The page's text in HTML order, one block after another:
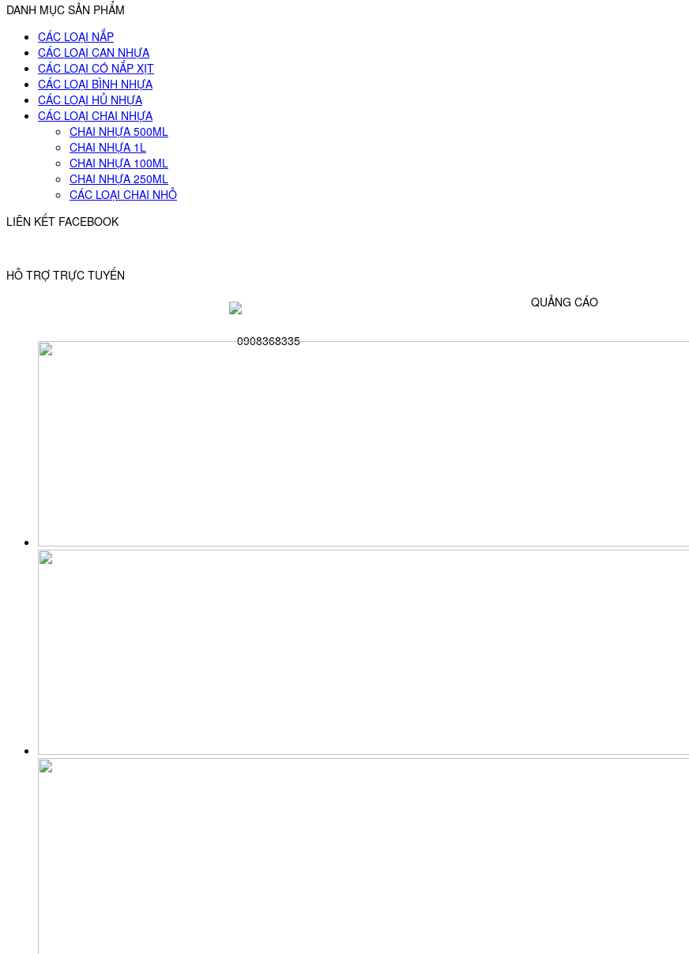
DANH MỤC SẢN PHẨM
CÁC LOẠI NẮP
CÁC LOẠI CAN NHỰA
CÁC LOẠI CÓ NẮP XỊT
CÁC LOẠI BÌNH NHỰA
CÁC LOẠI HỦ NHỰA
CÁC LOẠI CHAI NHỰA
CHAI NHỰA 500ML
CHAI NHỰA 1L
CHAI NHỰA 100ML
CHAI NHỰA 250ML
CÁC LOẠI CHAI NHỎ
LIÊN KẾT FACEBOOK
HỖ TRỢ TRỰC TUYẾN
0908368335
QUẢNG CÁO